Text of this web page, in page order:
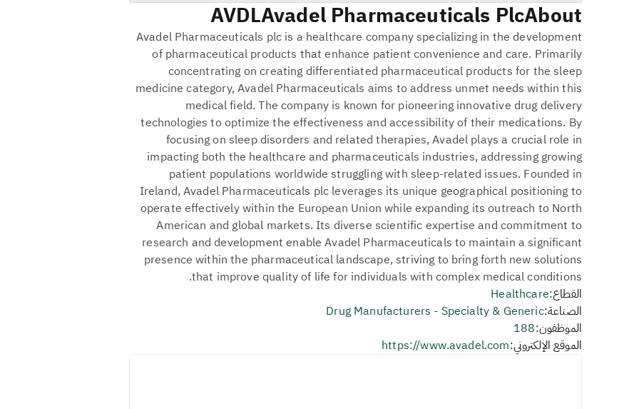
About
Avadel Pharmaceuticals Plc
AVDL
Avadel Pharmaceuticals plc is a healthcare company specializing in the development
of pharmaceutical products that enhance patient convenience and care. Primarily
concentrating on creating differentiated pharmaceutical products for the sleep
medicine category, Avadel Pharmaceuticals aims to address unmet needs within this
medical field. The company is known for pioneering innovative drug delivery
technologies to optimize the effectiveness and accessibility of their medications. By
focusing on sleep disorders and related therapies, Avadel plays a crucial role in
impacting both the healthcare and pharmaceuticals industries, addressing growing
patient populations worldwide struggling with sleep-related issues. Founded in
Ireland, Avadel Pharmaceuticals plc leverages its unique geographical positioning to
operate effectively within the European Union while expanding its outreach to North
American and global markets. Its diverse scientific expertise and commitment to
research and development enable Avadel Pharmaceuticals to maintain a significant
presence within the pharmaceutical landscape, striving to bring forth new solutions
that improve quality of life for individuals with complex medical conditions.
القطاع:Healthcare
الصناعة:Drug Manufacturers - Specialty & Generic
الموظفون:188
الموقع الإلكتروني:https://www.avadel.com